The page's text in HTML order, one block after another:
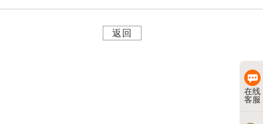
返回
在线
客服